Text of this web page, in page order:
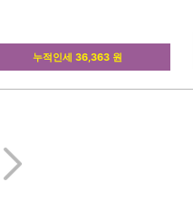
누적인세 36,363 원